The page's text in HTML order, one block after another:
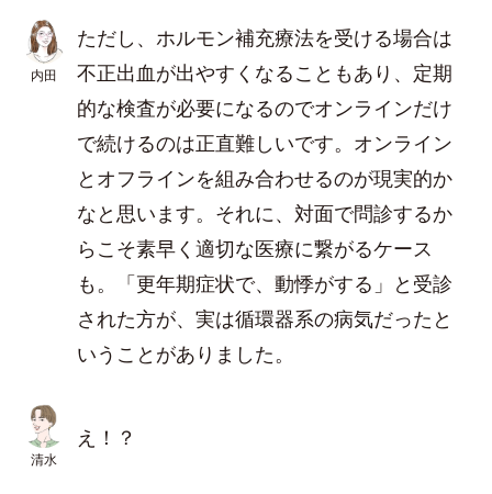
内田
ただし、ホルモン補充療法を受ける場合は
不正出血が出やすくなることもあり、定期
的な検査が必要になるのでオンラインだけ
で続けるのは正直難しいです。オンライン
とオフラインを組み合わせるのが現実的か
なと思います。それに、対面で問診するか
らこそ素早く適切な医療に繋がるケース
も。「更年期症状で、動悸がする」と受診
された方が、実は循環器系の病気だったと
いうことがありました。
清水
え！？